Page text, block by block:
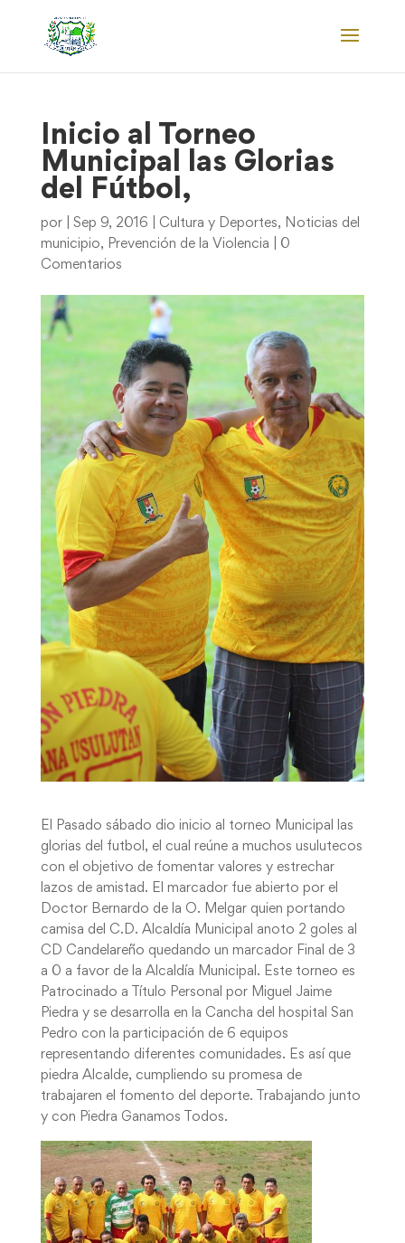
Inicio al Torneo
Municipal las Glorias
del Fútbol,
por Sep 9, 2016 Cultura y Deportes,
Noticias del
municipio, Prevención de la Violencia
0
Comentarios
El Pasado sábado dio inicio al torneo Municipal las
glorias del futbol, el cual reúne a muchos usulutecos
con el objetivo de fomentar valores y estrechar
lazos de amistad. El marcador fue abierto por el
Doctor Bernardo de la O. Melgar quien portando
camisa del C.D. Alcaldía Municipal anoto 2 goles al
CD Candelareño quedando un marcador Final de 3
a 0 a favor de la Alcaldía Municipal. Este torneo es
Patrocinado a Título Personal por Miguel Jaime
Piedra y se desarrolla en la Cancha del hospital San
Pedro con la participación de 6 equipos
representando diferentes comunidades. Es así que
piedra Alcalde, cumpliendo su promesa de
trabajaren el fomento del deporte. Trabajando junto
y con Piedra Ganamos Todos.